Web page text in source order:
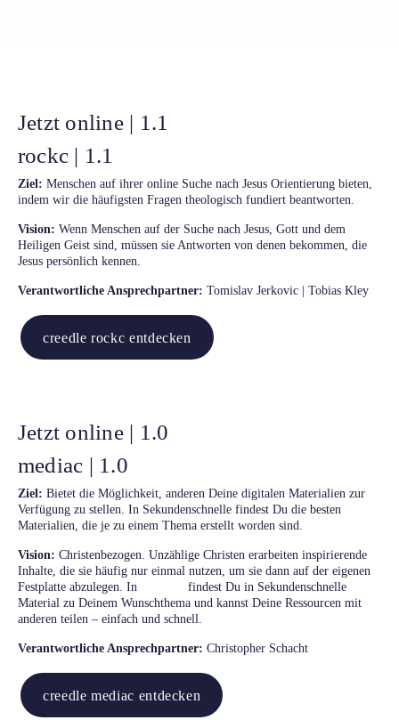
Jetzt online | 1.1
rockc | 1.1
Ziel: Menschen auf ihrer online Suche nach Jesus Orientierung bieten,
indem wir die häufigsten Fragen theologisch fundiert beantworten.
Vision: Wenn Menschen auf der Suche nach Jesus, Gott und dem
Heiligen Geist sind, müssen sie Antworten von denen bekommen, die
Jesus persönlich kennen.
Verantwortliche Ansprechpartner: Tomislav Jerkovic | Tobias Kley
creedle rockc entdecken
Jetzt online | 1.0
mediac | 1.0
Ziel: Bietet die Möglichkeit, anderen Deine digitalen Materialien zur
Verfügung zu stellen. In Sekundenschnelle findest Du die besten
Materialien, die je zu einem Thema erstellt worden sind.
Vision: Christenbezogen. Unzählige Christen erarbeiten inspirierende
Inhalte, die sie häufig nur einmal nutzen, um sie dann auf der eigenen
Festplatte abzulegen. In
findest Du in Sekundenschnelle
Material zu Deinem Wunschthema und kannst Deine Ressourcen mit
anderen teilen – einfach und schnell.
Verantwortliche Ansprechpartner: Christopher Schacht
creedle mediac entdecken